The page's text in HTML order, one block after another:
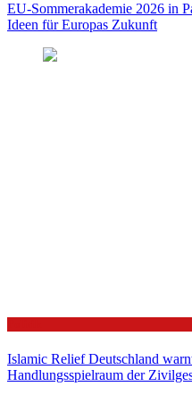
EU-Sommerakademie 2026 in
Ideen für Europas Zukunft
Islamic Relief Deutschland
Handlungsspielraum der